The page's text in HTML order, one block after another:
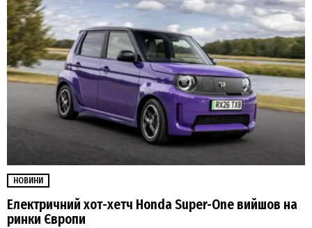
НОВИНИ
Електричний хот-хетч Honda Super-One вийшов на
ринки Європи